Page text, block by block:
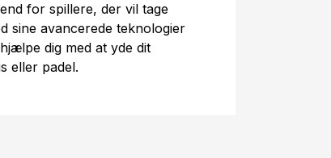
for spillere, der vil tage
sine avancerede teknologier
dig med at yde dit
eller padel.